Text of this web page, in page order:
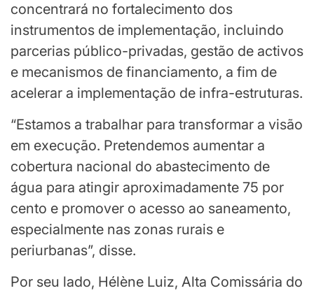
concentrará no fortalecimento dos
instrumentos de implementação, incluindo
parcerias público-privadas, gestão de activos
e mecanismos de financiamento, a fim de
acelerar a implementação de infra-estruturas.
“Estamos a trabalhar para transformar a visão
em execução. Pretendemos aumentar a
cobertura nacional do abastecimento de
água para atingir aproximadamente 75 por
cento e promover o acesso ao saneamento,
especialmente nas zonas rurais e
periurbanas”, disse.
Por seu lado, Hélène Luiz, Alta Comissária do